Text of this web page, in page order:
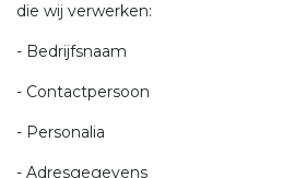
die wij verwerken:
- Bedrijfsnaam
- Contactpersoon
- Personalia
- Adresgegevens